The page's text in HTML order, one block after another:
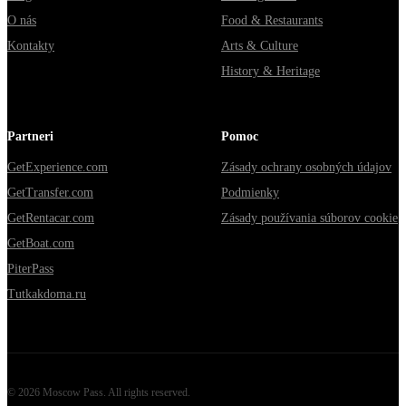
O nás
Kontakty
Food & Restaurants
Arts & Culture
History & Heritage
Partneri
GetExperience.com
GetTransfer.com
GetRentacar.com
GetBoat.com
PiterPass
Tutkakdoma.ru
Pomoc
Zásady ochrany osobných údajov
Podmienky
Zásady používania súborov cookie
© 2026 Moscow Pass. All rights reserved.